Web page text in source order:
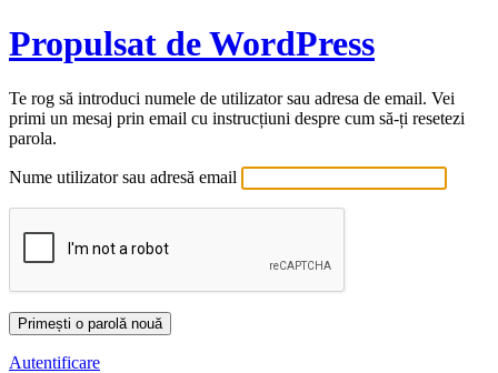
Propulsat de WordPress
Te rog să introduci numele de utilizator sau adresa de email. Vei
primi un mesaj prin email cu instrucțiuni despre cum să-ți resetezi
parola.
Nume utilizator sau adresă email
Autentificare